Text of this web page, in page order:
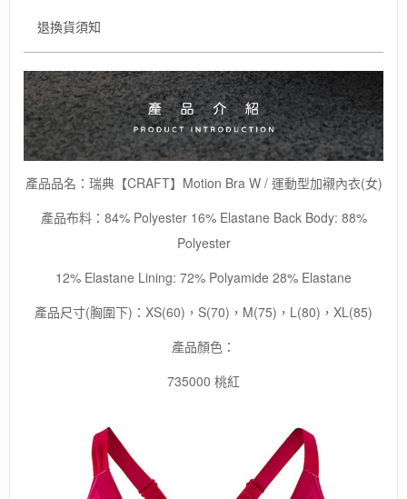
(加
(三
色
可
選)/
運
內
心/
退換貨須知
產品品名：瑞典【CRAFT】Motion Bra W / 運動型加襯內衣(女)
產品布料：84% Polyester 16% Elastane Back Body: 88%
Polyester
12% Elastane Lining: 72% Polyamide 28% Elastane
產品尺寸(胸圍下)：XS(60)，S(70)，M(75)，L(80)，XL(85)
產品顏色：
735000 桃紅